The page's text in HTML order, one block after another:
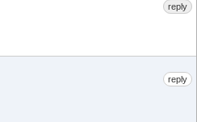
reply
reply